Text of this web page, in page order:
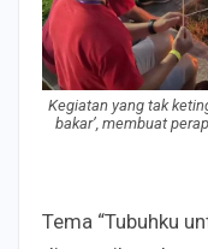
Kegiatan yang tak
bakar’, membuat
Tema “Tubuhku